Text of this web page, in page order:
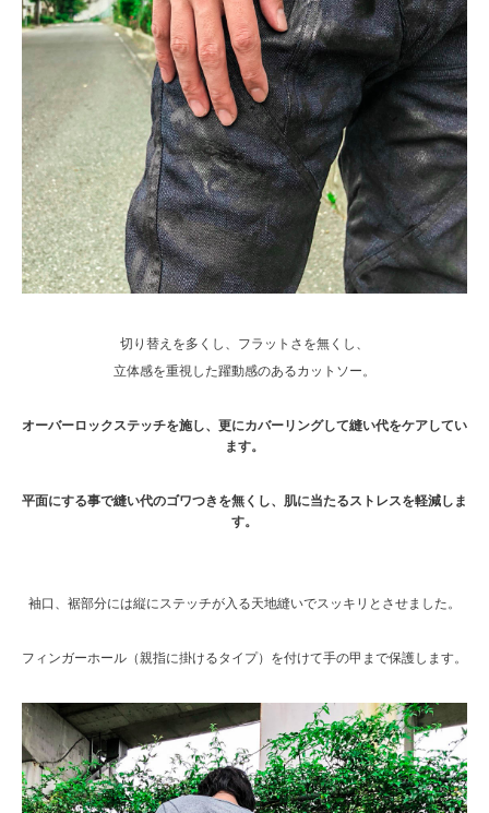
切り替えを多くし、フラットさを無くし、
立体感を重視した躍動感のあるカットソー。
オーバーロックステッチを施し、更にカバーリングして縫い代をケアしてい
ます。
平面にする事で縫い代のゴワつきを無くし、肌に当たるストレスを軽減しま
す。
袖口、裾部分には縦にステッチが入る天地縫いでスッキリとさせました。
フィンガーホール（親指に掛けるタイプ）を付けて手の甲まで保護します。